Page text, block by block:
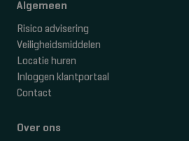
Algemeen
Risico advisering
Veiligheidsmiddelen
Locatie huren
Inloggen klantportaal
Contact
Over ons